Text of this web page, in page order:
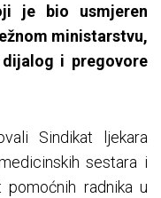
je bio usmjeren
ministarstvu,
i pregovore
Sindikat ljekara
sestara i
radnika u